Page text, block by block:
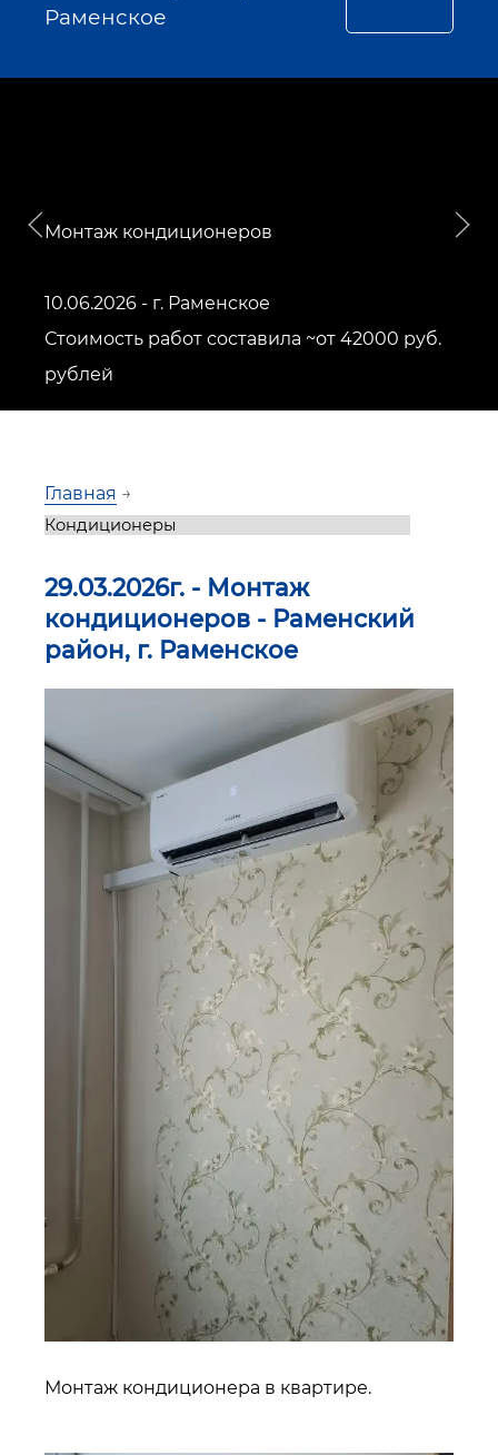
Раменское
Монтаж кондиционеров
10.06.2026 - г. Раменское
Стоимость работ составила ~от 42000 руб.
рублей
Главная →
29.03.2026г. - Монтаж
кондиционеров - Раменский
район, г. Раменское
Монтаж кондиционера в квартире.